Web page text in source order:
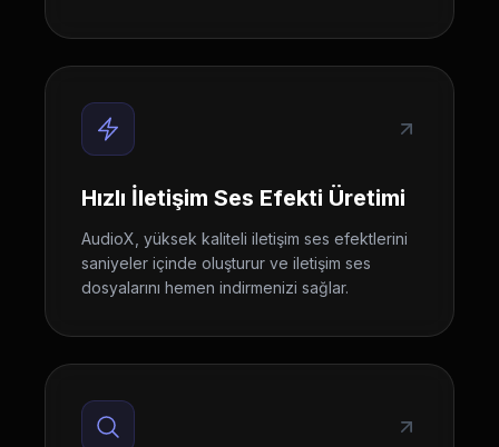
Hızlı İletişim Ses Efekti Üretimi
AudioX, yüksek kaliteli iletişim ses efektlerini
saniyeler içinde oluşturur ve iletişim ses
dosyalarını hemen indirmenizi sağlar.